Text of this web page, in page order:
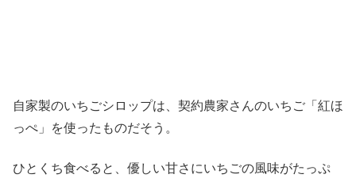
自家製のいちごシロップは、契約農家さんのいちご「紅ほ
っぺ」を使ったものだそう。
ひとくち食べると、優しい甘さにいちごの風味がたっぷ